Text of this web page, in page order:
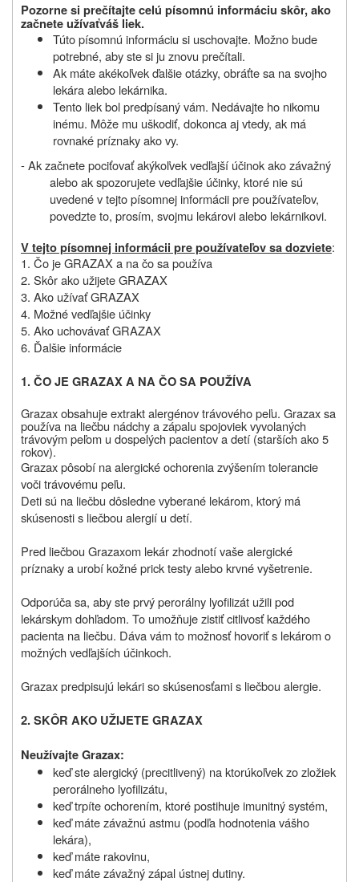
Pozorne si prečítajte celú písomnú informáciu skôr, ako
začnete užívaťváš liek.
Túto písomnú informáciu si uschovajte. Možno bude
potrebné, aby ste si ju znovu prečítali.
Ak máte akékoľvek ďalšie otázky, obráťte sa na svojho
lekára alebo lekárnika.
Tento liek bol predpísaný vám. Nedávajte ho nikomu
inému. Môže mu uškodiť, dokonca aj vtedy, ak má
rovnaké príznaky ako vy.
- Ak začnete pociťovať akýkoľvek vedľajší účinok ako závažný
alebo ak spozorujete vedľajšie účinky, ktoré nie sú
uvedené v tejto písomnej informácii pre používateľov,
povedzte to, prosím, svojmu lekárovi alebo lekárnikovi.
V tejto písomnej informácii pre používateľov sa dozviete:
1. Čo je GRAZAX a na čo sa používa
2. Skôr ako užijete GRAZAX
3. Ako užívať GRAZAX
4. Možné vedľajšie účinky
5. Ako uchovávať GRAZAX
6. Ďalšie informácie
1.ČO JE GRAZAX A NA ČO SA POUŽÍVA
Grazax obsahuje extrakt alergénov trávového peľu. Grazax sa
používa na liečbu nádchy a zápalu spojoviek vyvolaných
trávovým peľom u dospelých pacientov a detí (starších ako 5
rokov).
Grazax pôsobí na alergické ochorenia zvýšením tolerancie
voči trávovému peľu.
Deti sú na liečbu dôsledne vyberané lekárom, ktorý má
skúsenosti s liečbou alergií u detí.
Pred liečbou Grazaxom lekár zhodnotí vaše alergické
príznaky a urobí kožné prick testy alebo krvné vyšetrenie.
Odporúča sa, aby ste prvý perorálny lyofilizát užili pod
lekárskym dohľadom. To umožňuje zistiť citlivosť každého
pacienta na liečbu. Dáva vám to možnosť hovoriť s lekárom o
možných vedľajších účinkoch.
Grazax predpisujú lekári so skúsenosťami s liečbou alergie.
2.SKÔR AKO UŽIJETE GRAZAX
Neužívajte Grazax:
keď ste alergický (precitlivený) na ktorúkoľvek zo zložiek
perorálneho lyofilizátu,
keď trpíte ochorením, ktoré postihuje imunitný systém,
keď máte závažnú astmu (podľa hodnotenia vášho
lekára),
keď máte rakovinu,
keď máte závažný zápal ústnej dutiny.